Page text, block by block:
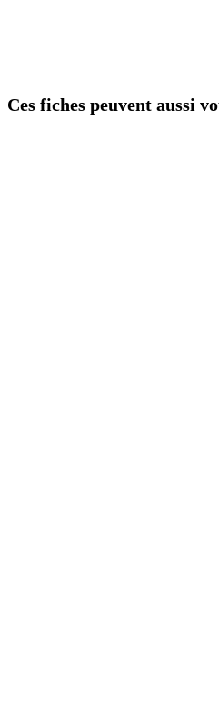
Ces fiches peuvent aussi